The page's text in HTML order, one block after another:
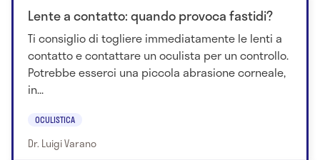
Lente a contatto: quando provoca fastidi?
Ti consiglio di togliere immediatamente le lenti a
contatto e contattare un oculista per un controllo.
Potrebbe esserci una piccola abrasione corneale,
in...
OCULISTICA
Dr. Luigi Varano